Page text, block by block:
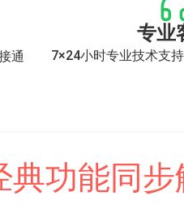
通
专业
7×24小时专业技术支
典功能同步